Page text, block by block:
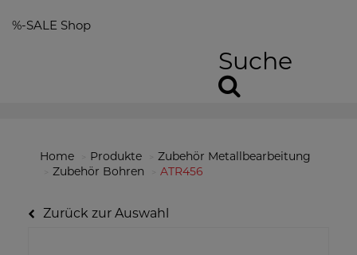
%-SALE Shop
Suche
Home Produkte
Zubehör Metallbearbeitung
Zubehör Bohren
ATR456
Zurück zur Auswahl